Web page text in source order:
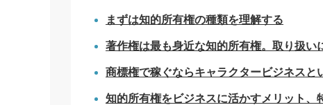
まずは知的所有権の種類を理解する
著作権は最も身近な知的所有権。取り扱い
商標権で稼ぐならキャラクタービジネスと
知的所有権をビジネスに活かすメリット、